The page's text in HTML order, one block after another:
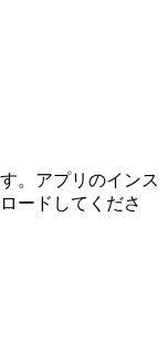
。アプリのインス
ードしてくださ